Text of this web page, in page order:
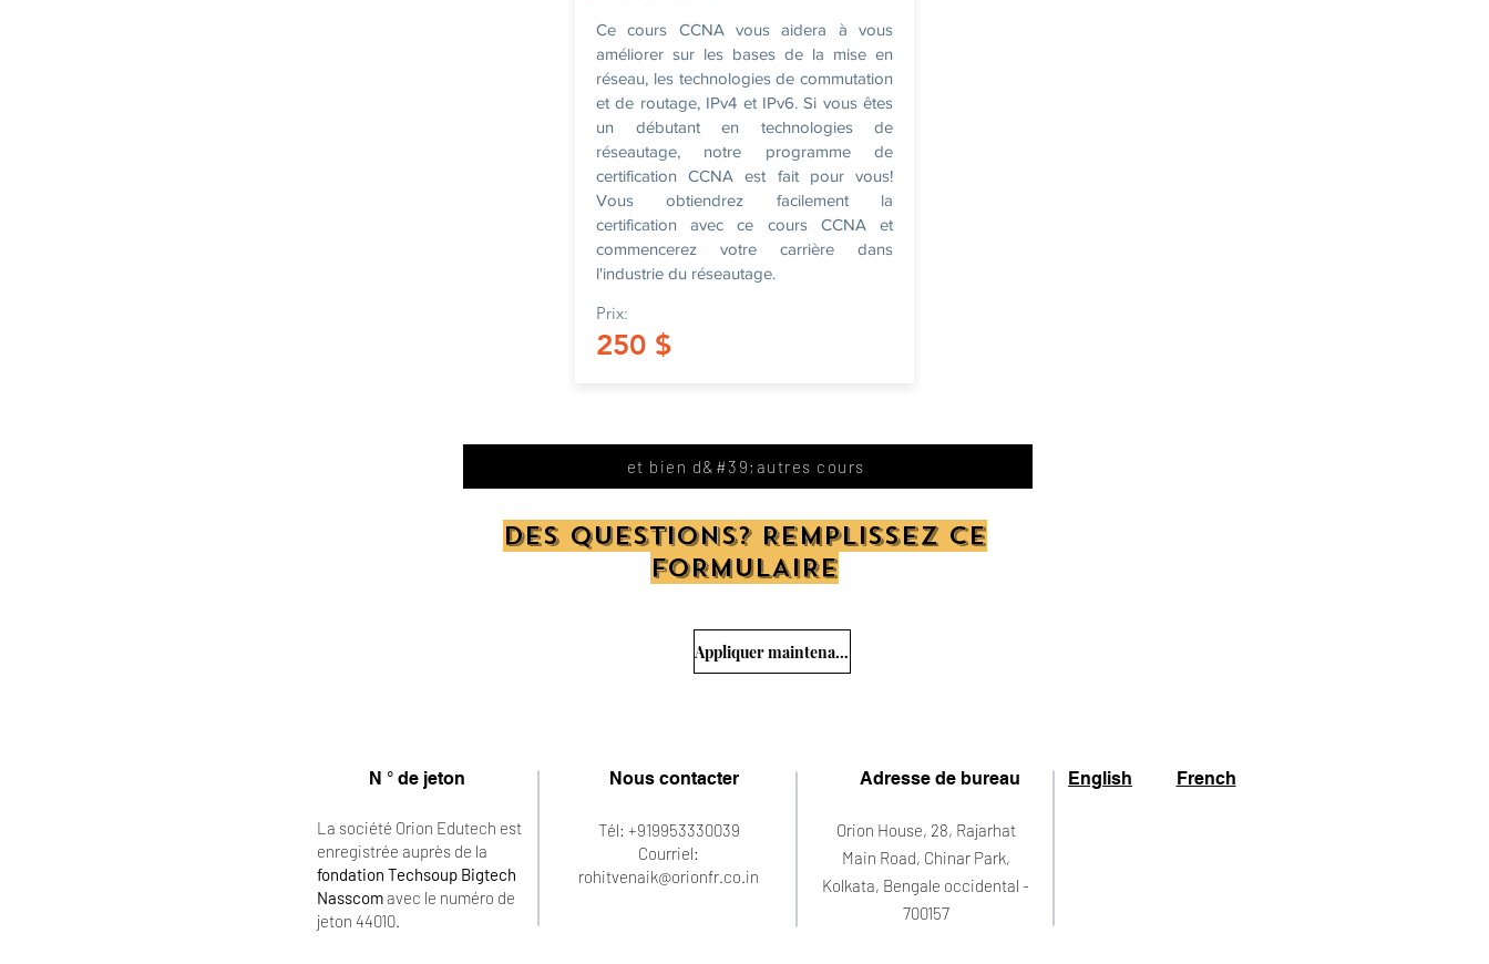
Ce cours CCNA vous aidera à vous
améliorer sur les bases de la mise en
réseau, les technologies de commutation
et de routage, IPv4 et IPv6. Si vous êtes
un débutant en technologies de
réseautage, notre programme de
certification CCNA est fait pour vous!
Vous obtiendrez facilement la
certification avec ce cours CCNA et
commencerez votre carrière dans
l'industrie du réseautage.
Prix:
250 $
et bien d&#39;autres cours
DES QUESTIONS? REMPLISSEZ CE
FORMULAIRE
Appliquer maintenant
N ° de jeton Nous contacter Adresse de bureau English French
La société Orion Edutech est
enregistrée auprès de la
fondation Techsoup Bigtech
Nasscomavec le numéro de
jeton 44010.
Tél: +919953330039
Courriel:
rohitvenaik@orionfr.co.in
Orion House, 28, Rajarhat
Main Road, Chinar Park,
Kolkata, Bengale occidental -
700157